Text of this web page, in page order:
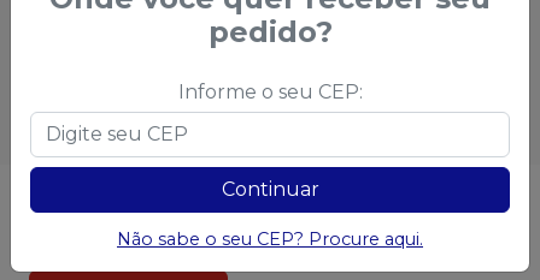
Qtd:
Ver opções
Qtd:
Não achou algum produto?
Sugira para a
Saudental
pedido?
Informe o seu CEP:
Continuar
Não sabe o seu CEP? Procure aqui.